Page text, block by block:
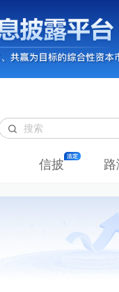
信披 路